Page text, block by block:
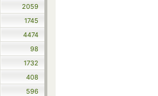
2059
1745
4474
98
1732
408
596